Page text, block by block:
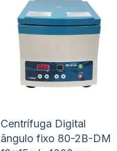
Centrífuga Digital
ângulo fixo 80-2B-DM